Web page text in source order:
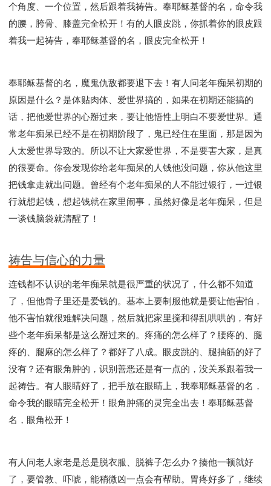
个角度、一个位置，然后跟着我祷告。奉耶稣基督的名，命令我
的腰，胯骨、膝盖完全松开！有的人眼皮跳，你抓着你的眼皮跟
着我一起祷告，奉耶稣基督的名，眼皮完全松开！
奉耶稣基督的名，魔鬼仇敌都要退下去！有人问老年痴呆初期的
原因是什么？是体贴肉体、爱世界搞的，如果在初期还能搞的
话，把他爱世界的心掰过来，要让他悟性上明白不要爱世界。通
常老年痴呆已经不是在初期阶段了，鬼已经住在里面，那是因为
人太爱世界导致的。所以不让大家爱世界，不是要害大家，是真
的很要命。你会发现你给老年痴呆的人钱他没问题，你从他这里
把钱拿走就出问题。曾经有个老年痴呆的人不能过银行，一过银
行就想起钱，想起钱就在家里闹事，虽然好像是老年痴呆，但是
一谈钱脑袋就清醒了！
祷告与信心的力量
连钱都不认识的老年痴呆就是很严重的状况了，什么都不知道
了，但他骨子里还是爱钱的。基本上要制服他就是要让他害怕，
他不害怕就很难解决问题，然后就把家里搅和得乱哄哄的，有好
些个老年痴呆都是这么掰过来的。疼痛的怎么样了？腰疼的、腿
疼的、腿麻的怎么样了？都好了八成。眼皮跳的、腿抽筋的好了
没有？还有眼角肿的，识别善恶还是有一点的，没关系跟着我一
起祷告。有人眼睛好了，把手放在眼睛上，我奉耶稣基督的名，
命令我的眼睛完全松开！眼角肿痛的灵完全出去！奉耶稣基督
名，眼角松开！
有人问老人家老是总是脱衣服、脱裤子怎么办？揍他一顿就好
了，要管教、吓唬，能稍微凶一点会有帮助。胃疼好多了，继续